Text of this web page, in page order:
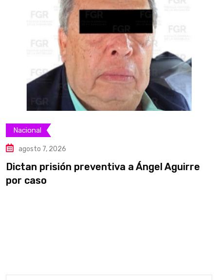
Nacional
agosto 7, 2026
Dictan prisión preventiva a Ángel Aguirre
por caso